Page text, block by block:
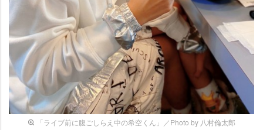
「ライブ前に腹ごしらえ中の希空くん」／Photo by 八村倫太郎